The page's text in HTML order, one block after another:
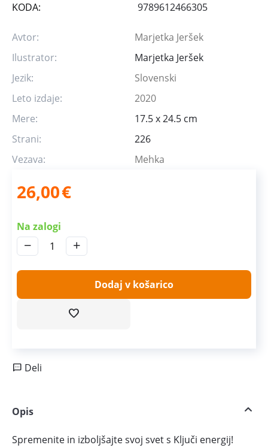
KODA: 9789612466305
Avtor:
Marjetka Jeršek
Ilustrator:
Marjetka Jeršek
Jezik:
Slovenski
Leto izdaje:
2020
Mere:
17.5 x 24.5 cm
Strani:
226
Vezava:
Mehka
26,00€
Na zalogi
+
−
Dodaj v košarico
Deli
Opis
Spremenite in izboljšajte svoj svet s Ključi energij!